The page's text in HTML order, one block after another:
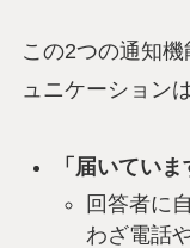
この2つの通知
ュニケーション
「届いてい
回答者に
わざ電話